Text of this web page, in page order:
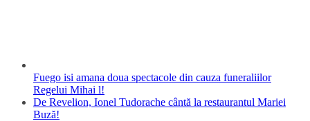
Fuego isi amana doua spectacole din cauza funeraliilor
Regelui Mihai l!
De Revelion, Ionel Tudorache cântă la restaurantul Mariei
Buză!